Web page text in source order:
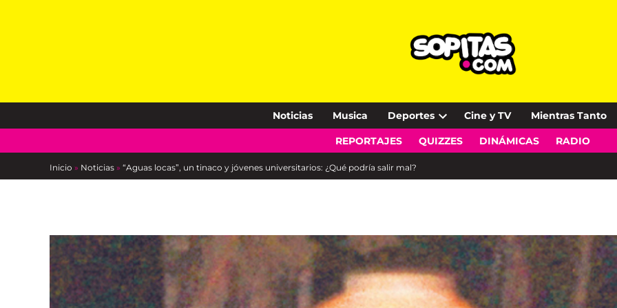
Noticias Musica Deportes
Open
dropdown
Cine y TV Mientras Tanto
REPORTAJES QUIZZES DINÁMICAS RADIO
Inicio » Noticias » “Aguas locas”, un tinaco y jóvenes universitarios: ¿Qué podría salir mal?